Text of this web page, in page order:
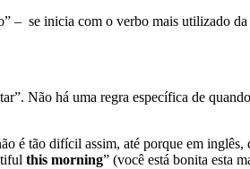
– se inicia com o verbo mais utilizado
Não há uma regra específica de
é tão difícil assim, até porque em inglês,
this morning” (você está bonita esta